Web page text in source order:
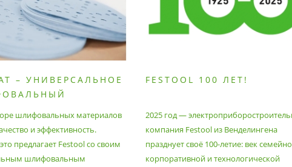
– УНИВЕРСАЛЬНОЕ
шлифовальных материалов
и эффективность.
предлагает Festool со своим
шлифовальным
FESTOOL 100 ЛЕТ!
2025 год —
компания Festool из Венделингена
празднует своё 100-летие: век
корпоративной и технологической